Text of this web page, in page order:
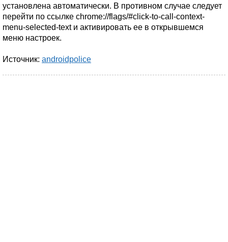
установлена автоматически. В противном случае следует
перейти по ссылке chrome://flags/#click-to-call-context-
menu-selected-text и активировать ее в открывшемся
меню настроек.
Источник: androidpolice